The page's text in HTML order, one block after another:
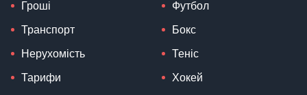
Гроші
Транспорт
Нерухомість
Тарифи
Футбол
Бокс
Теніс
Хокей